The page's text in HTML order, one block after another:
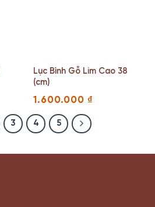
Lục Bình Gỗ Lim Cao 38
(cm)
1.600.000 ₫
3 4 5